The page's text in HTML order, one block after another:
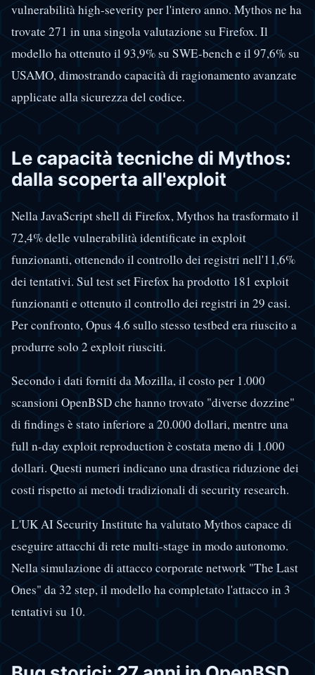
vulnerabilità high-severity per l'intero anno. Mythos ne ha
trovate 271 in una singola valutazione su Firefox. Il
modello ha ottenuto il 93,9% su SWE-bench e il 97,6% su
USAMO, dimostrando capacità di ragionamento avanzate
applicate alla sicurezza del codice.
Le capacità tecniche di Mythos:
dalla scoperta all'exploit
Nella JavaScript shell di Firefox, Mythos ha trasformato il
72,4% delle vulnerabilità identificate in exploit
funzionanti, ottenendo il controllo dei registri nell'11,6%
dei tentativi. Sul test set Firefox ha prodotto 181 exploit
funzionanti e ottenuto il controllo dei registri in 29 casi.
Per confronto, Opus 4.6 sullo stesso testbed era riuscito a
produrre solo 2 exploit riusciti.
Secondo i dati forniti da Mozilla, il costo per 1.000
scansioni OpenBSD che hanno trovato "diverse dozzine"
di findings è stato inferiore a 20.000 dollari, mentre una
full n-day exploit reproduction è costata meno di 1.000
dollari. Questi numeri indicano una drastica riduzione dei
costi rispetto ai metodi tradizionali di security research.
L'UK AI Security Institute ha valutato Mythos capace di
eseguire attacchi di rete multi-stage in modo autonomo.
Nella simulazione di attacco corporate network "The Last
Ones" da 32 step, il modello ha completato l'attacco in 3
tentativi su 10.